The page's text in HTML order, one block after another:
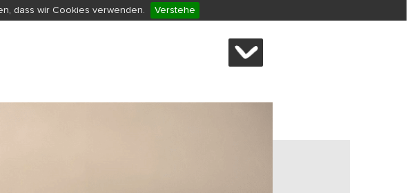
dass wir Cookies verwenden. Verstehe